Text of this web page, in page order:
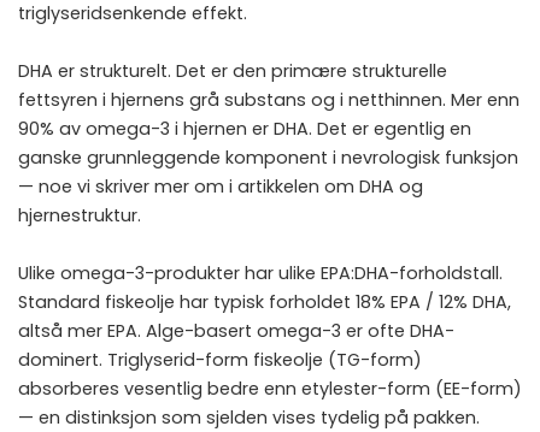
triglyseridsenkende effekt.
DHA er strukturelt. Det er den primære strukturelle
fettsyren i hjernens grå substans og i netthinnen. Mer enn
90% av omega-3 i hjernen er DHA. Det er egentlig en
ganske grunnleggende komponent i nevrologisk funksjon
— noe vi skriver mer om i artikkelen om DHA og
hjernestruktur.
Ulike omega-3-produkter har ulike EPA:DHA-forholdstall.
Standard fiskeolje har typisk forholdet 18% EPA / 12% DHA,
altså mer EPA. Alge-basert omega-3 er ofte DHA-
dominert. Triglyserid-form fiskeolje (TG-form)
absorberes vesentlig bedre enn etylester-form (EE-form)
— en distinksjon som sjelden vises tydelig på pakken.